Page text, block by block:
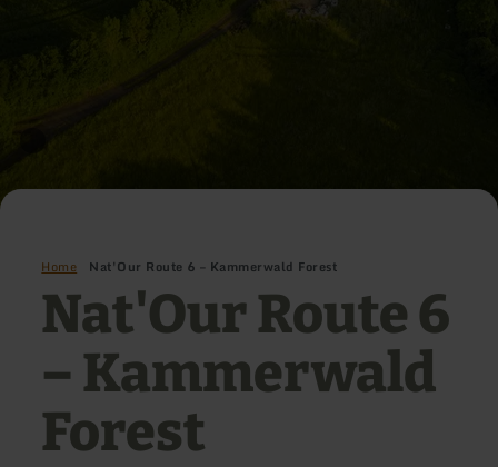
Home Nat'Our Route 6 – Kammerwald Forest
Nat'Our Route 6
– Kammerwald
Forest